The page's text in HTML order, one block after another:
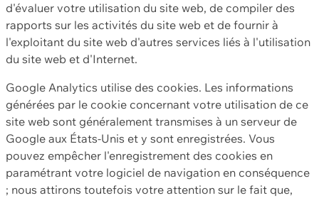
d'évaluer votre utilisation du site web, de compiler des
rapports sur les activités du site web et de fournir à
l'exploitant du site web d'autres services liés à l'utilisation
du site web et d'Internet.
Google Analytics utilise des cookies. Les informations
générées par le cookie concernant votre utilisation de ce
site web sont généralement transmises à un serveur de
Google aux États-Unis et y sont enregistrées. Vous
pouvez empêcher l'enregistrement des cookies en
paramétrant votre logiciel de navigation en conséquence
; nous attirons toutefois votre attention sur le fait que,